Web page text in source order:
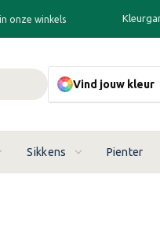
onze winkels
Vind jouw kleur
Sikkens Pienter